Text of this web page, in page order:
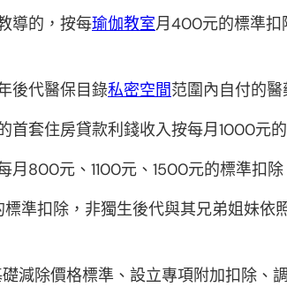
導的，按每瑜伽教室月400元的標準扣
後代醫保目錄私密空間范圍內自付的
套住房貸款利錢收入按每月1000元
800元、1100元、1500元的標準扣除
準扣除，非獨生後代與其兄弟姐妹
減除價格標準、設立專項附加扣除